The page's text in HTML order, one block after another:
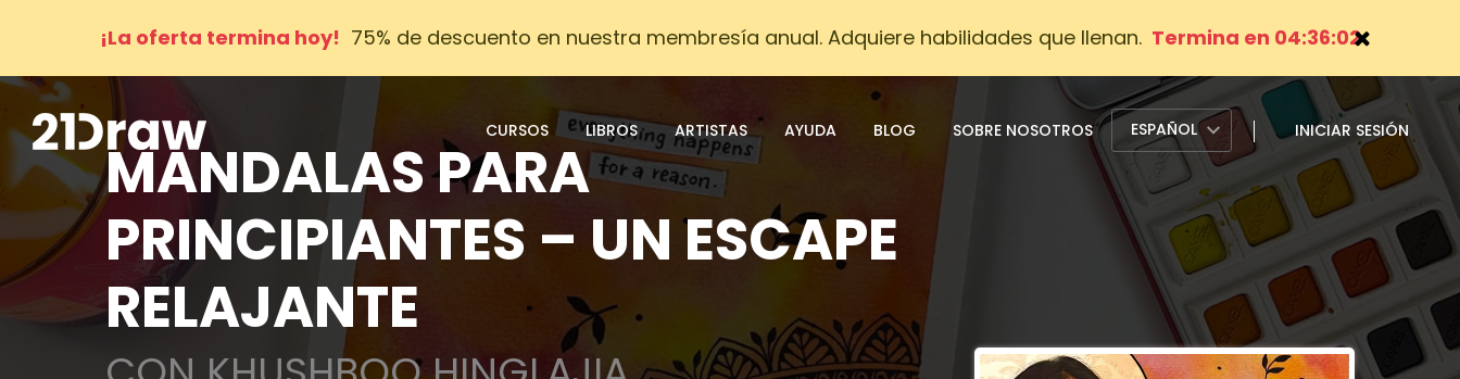
¡La oferta termina hoy! 75% de descuento en nuestra membresía anual. Adquiere habilidades que llenan. Termina en 04:36:01
CURSOS LIBROS ARTISTAS AYUDA BLOG SOBRE NOSOTROS ESPAÑOL INICIAR SESIÓN
MANDALAS PARA
PRINCIPIANTES – UN ESCAPE
RELAJANTE